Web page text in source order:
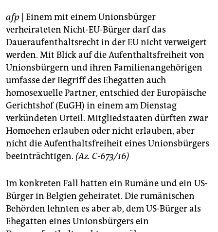
shop
fragen & hilfe
unterstützen
abo
genossenschaft
epaper login
afp | Einem mit einem Unionsbürger
verheirateten Nicht-EU-Bürger darf das
Daueraufenthaltsrecht in der EU nicht verweigert
werden. Mit Blick auf die Aufenthaltsfreiheit von
Unionsbürgern und ihren Familienangehörigen
umfasse der Begriff des Ehegatten auch
homosexuelle Partner, entschied der Europäische
Gerichtshof (EuGH) in einem am Dienstag
verkündeten Urteil. Mitgliedstaaten dürften zwar
Homoehen erlauben oder nicht erlauben, aber
nicht die Aufenthaltsfreiheit eines Unionsbürgers
beeinträchtigen. (Az. C-673/16)
Im konkreten Fall hatten ein Rumäne und ein US-
Bürger in Belgien geheiratet. Die rumänischen
Behörden lehnten es aber ab, dem US-Bürger als
Ehegatten eines Unionsbürgers ein